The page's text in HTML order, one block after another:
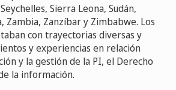
Sierra Leona, Sudán,
Zambia, Zanzíbar y Zimbabwe. Los
con trayectorias diversas y
y experiencias en relación
y la gestión de la PI, el Derecho
la información.